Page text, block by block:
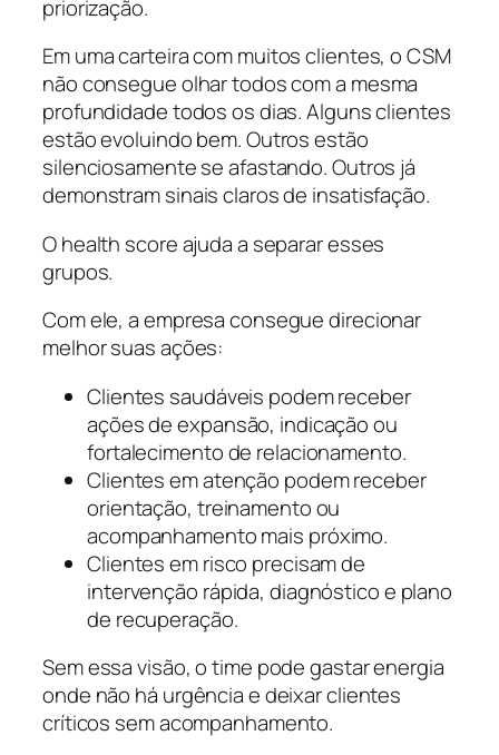
priorização.
Em uma carteira com muitos clientes, o CSM
não consegue olhar todos com a mesma
profundidade todos os dias. Alguns clientes
estão evoluindo bem. Outros estão
silenciosamente se afastando. Outros já
demonstram sinais claros de insatisfação.
O health score ajuda a separar esses
grupos.
Com ele, a empresa consegue direcionar
melhor suas ações:
Clientes saudáveis podem receber
ações de expansão, indicação ou
fortalecimento de relacionamento.
Clientes em atenção podem receber
orientação, treinamento ou
acompanhamento mais próximo.
Clientes em risco precisam de
intervenção rápida, diagnóstico e plano
de recuperação.
Sem essa visão, o time pode gastar energia
onde não há urgência e deixar clientes
críticos sem acompanhamento.